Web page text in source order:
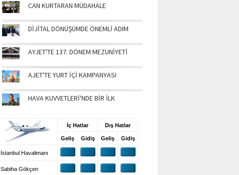
CAN KURTARAN MÜDAHALE
DİJİTAL DÖNÜŞÜMDE ÖNEMLİ ADIM
AYJET'TE 137. DÖNEM MEZUNİYETİ
AJET'TE YURT İÇİ KAMPANYASI
HAVA KUVVETLERİ'NDE BİR İLK
İç Hatlar Dış Hatlar
Geliş Gidiş Geliş Gidiş
İstanbul Havalimanı
Sabiha Gökçen